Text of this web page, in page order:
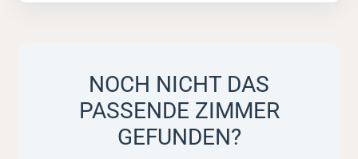
NOCH NICHT DAS
PASSENDE ZIMMER
GEFUNDEN?